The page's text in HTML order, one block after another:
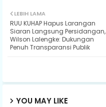
LEBIH LAMA
RUU KUHAP Hapus Larangan
Siaran Langsung Persidangan,
Wilson Lalengke: Dukungan
Penuh Transparansi Publik
YOU MAY LIKE